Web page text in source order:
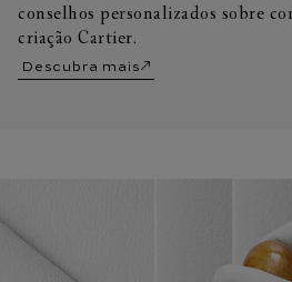
conselhos personalizados sobre
criação Cartier.
Descubra mais